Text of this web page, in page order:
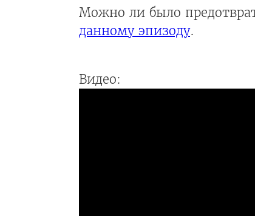
Можно ли было
данному эпизоду.
Видео: